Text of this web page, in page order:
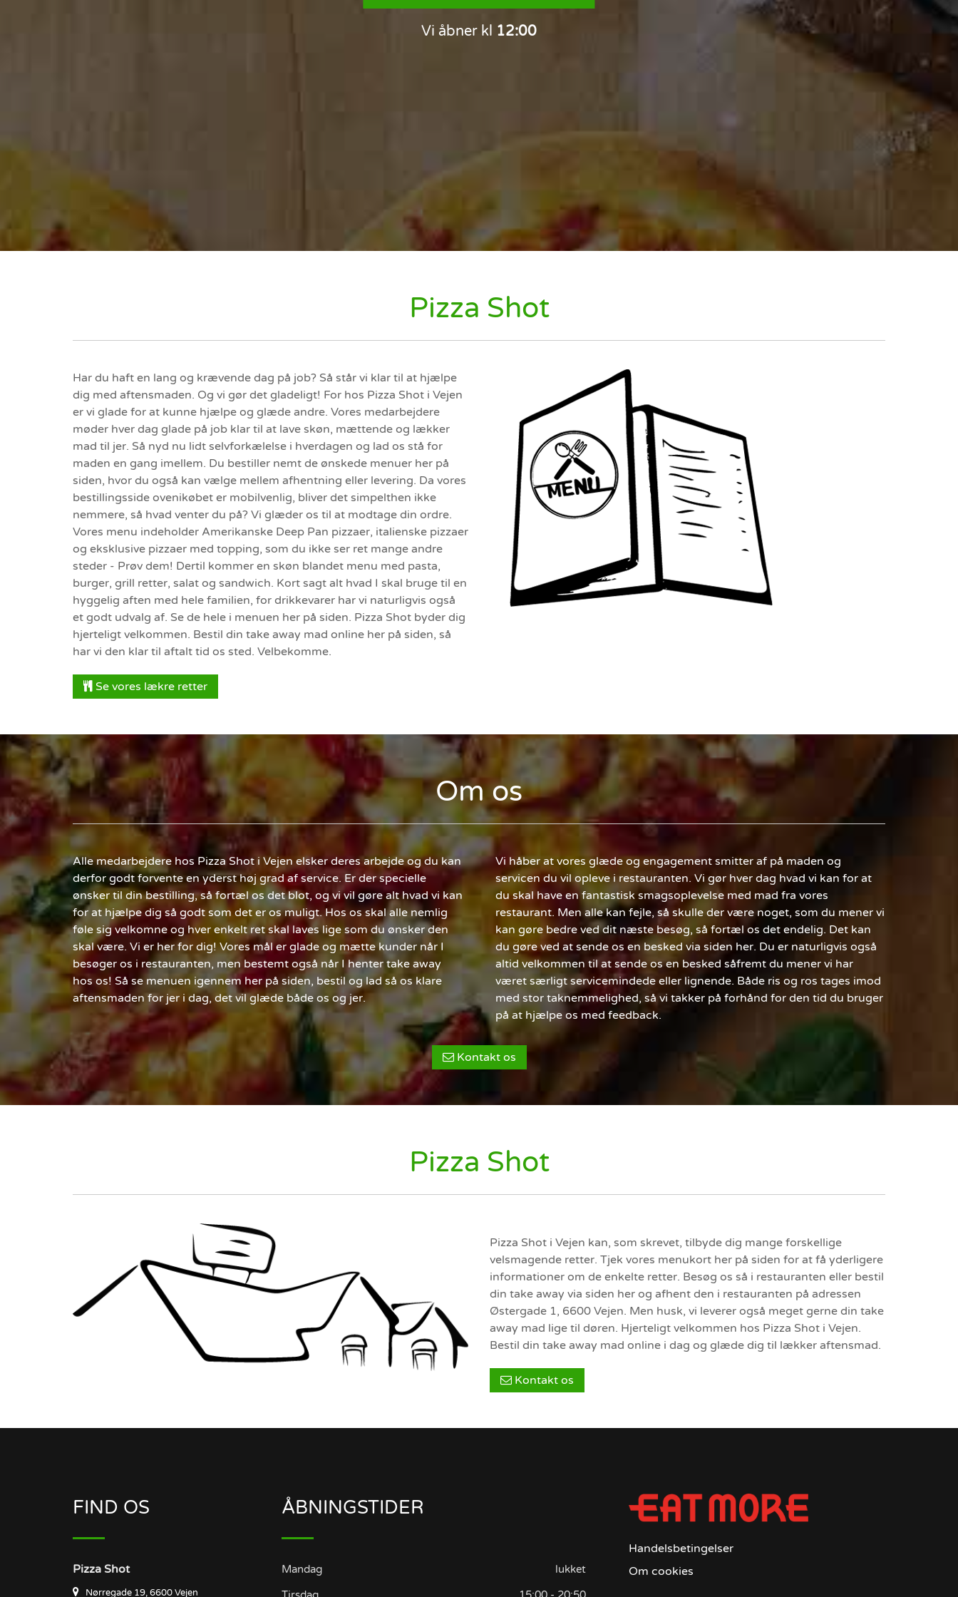
Vi åbner kl 12:00
Pizza Shot
Har du haft en lang og krævende dag på job? Så står vi klar til at hjælpe
dig med aftensmaden. Og vi gør det gladeligt! For hos Pizza Shot i Vejen
er vi glade for at kunne hjælpe og glæde andre. Vores medarbejdere
møder hver dag glade på job klar til at lave skøn, mættende og lækker
mad til jer. Så nyd nu lidt selvforkælelse i hverdagen og lad os stå for
maden en gang imellem. Du bestiller nemt de ønskede menuer her på
siden, hvor du også kan vælge mellem afhentning eller levering. Da vores
bestillingsside ovenikøbet er mobilvenlig, bliver det simpelthen ikke
nemmere, så hvad venter du på? Vi glæder os til at modtage din ordre.
Vores menu indeholder Amerikanske Deep Pan pizzaer, italienske pizzaer
og eksklusive pizzaer med topping, som du ikke ser ret mange andre
steder - Prøv dem! Dertil kommer en skøn blandet menu med pasta,
burger, grill retter, salat og sandwich. Kort sagt alt hvad I skal bruge til en
hyggelig aften med hele familien, for drikkevarer har vi naturligvis også
et godt udvalg af. Se de hele i menuen her på siden. Pizza Shot byder dig
hjerteligt velkommen. Bestil din take away mad online her på siden, så
har vi den klar til aftalt tid os sted. Velbekomme.
Se vores lækre retter
Om os
Alle medarbejdere hos Pizza Shot i Vejen elsker deres arbejde og du kan
derfor godt forvente en yderst høj grad af service. Er der specielle
ønsker til din bestilling, så fortæl os det blot, og vi vil gøre alt hvad vi kan
for at hjælpe dig så godt som det er os muligt. Hos os skal alle nemlig
føle sig velkomne og hver enkelt ret skal laves lige som du ønsker den
skal være. Vi er her for dig! Vores mål er glade og mætte kunder når I
besøger os i restauranten, men bestemt også når I henter take away
hos os! Så se menuen igennem her på siden, bestil og lad så os klare
aftensmaden for jer i dag, det vil glæde både os og jer.
Vi håber at vores glæde og engagement smitter af på maden og
servicen du vil opleve i restauranten. Vi gør hver dag hvad vi kan for at
du skal have en fantastisk smagsoplevelse med mad fra vores
restaurant. Men alle kan fejle, så skulle der være noget, som du mener vi
kan gøre bedre ved dit næste besøg, så fortæl os det endelig. Det kan
du gøre ved at sende os en besked via siden her. Du er naturligvis også
altid velkommen til at sende os en besked såfremt du mener vi har
været særligt servicemindede eller lignende. Både ris og ros tages imod
med stor taknemmelighed, så vi takker på forhånd for den tid du bruger
på at hjælpe os med feedback.
Kontakt os
Pizza Shot
Pizza Shot i Vejen kan, som skrevet, tilbyde dig mange forskellige
velsmagende retter. Tjek vores menukort her på siden for at få yderligere
informationer om de enkelte retter. Besøg os så i restauranten eller bestil
din take away via siden her og afhent den i restauranten på adressen
Østergade 1, 6600 Vejen. Men husk, vi leverer også meget gerne din take
away mad lige til døren. Hjerteligt velkommen hos Pizza Shot i Vejen.
Bestil din take away mad online i dag og glæde dig til lækker aftensmad.
Kontakt os
FIND OS
Pizza Shot
Nørregade 19, 6600 Vejen
ÅBNINGSTIDER
Mandag
lukket
Handelsbetingelser
Om cookies